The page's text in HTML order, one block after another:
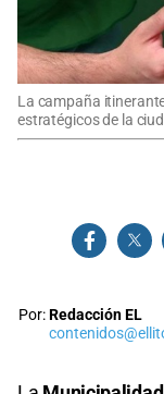
La campaña
estratégicos de la
Por:Redacción EL